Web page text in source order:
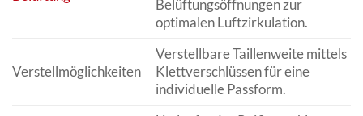
Belüftungsöffnungen zur
optimalen Luftzirkulation.
Verstellmöglichkeiten
Verstellbare Taillenweite mittels
Klettverschlüssen für eine
individuelle Passform.